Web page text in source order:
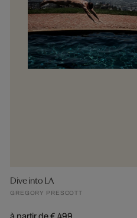
Dive into LA
GREGORY PRESCOTT
à partir de € 499